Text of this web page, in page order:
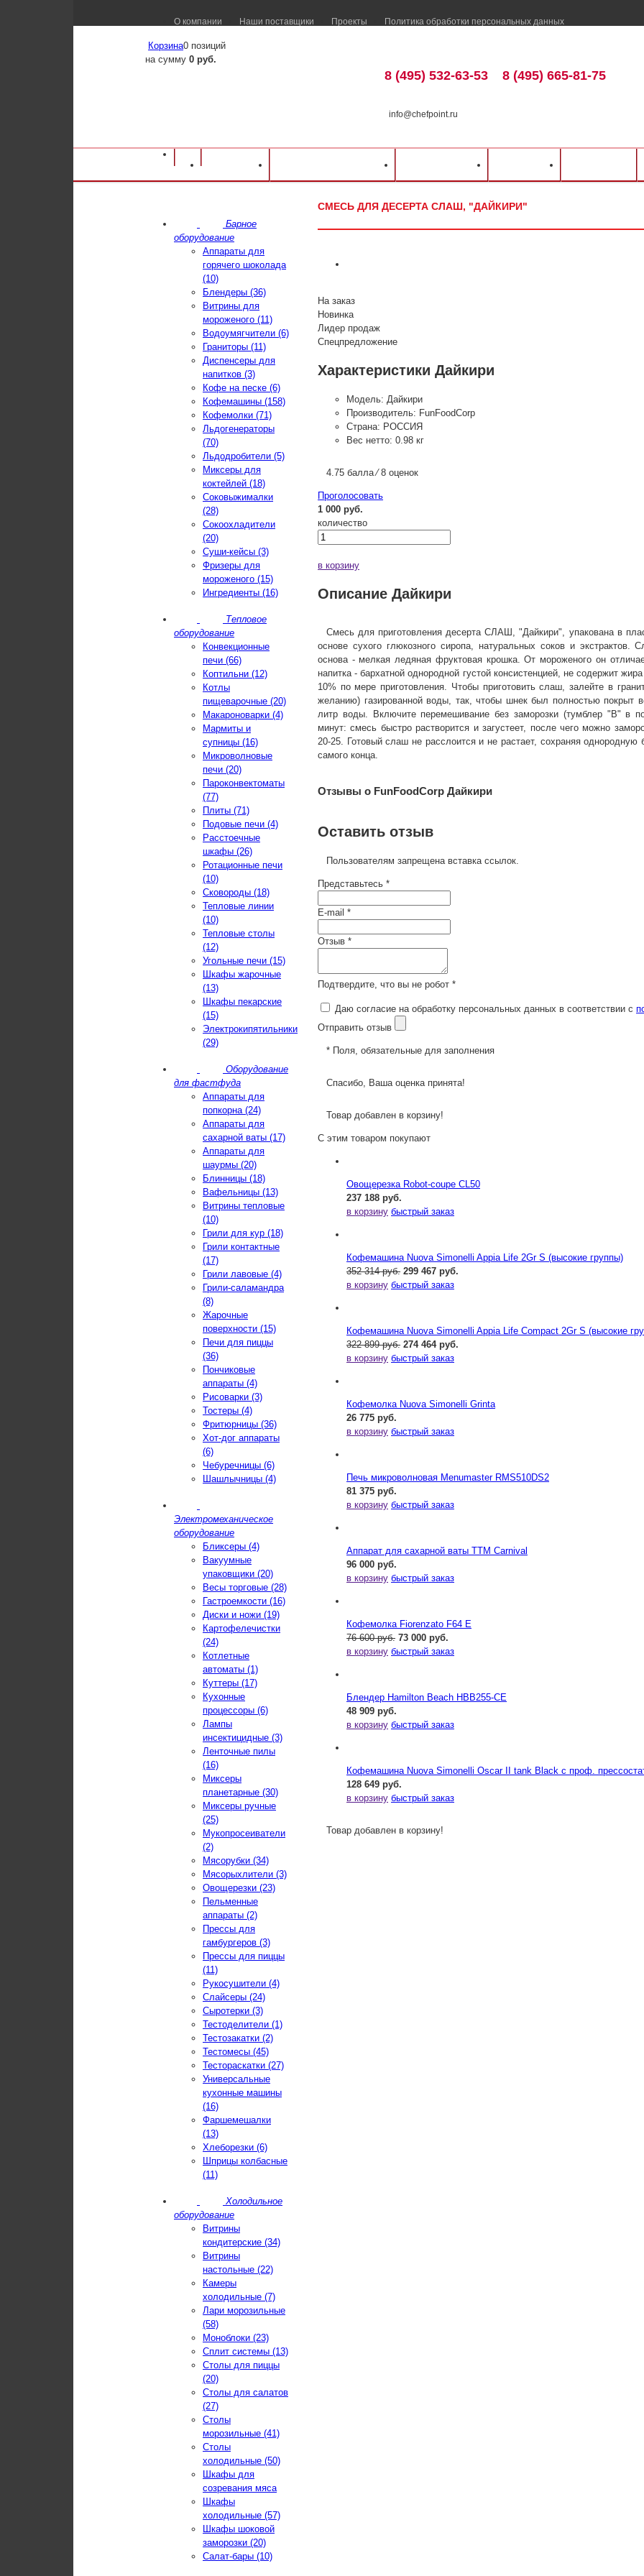
О компании Наши поставщики Проекты Политика обработки персональных данных
Корзина0 позиций
на сумму 0 руб.
8 (495) 532-63-53
info@chefpoint.ru
8 (495) 665-81-75
Оборудование для ресторанов и кафе
СМЕСЬ ДЛЯ ДЕСЕРТА СЛАШ, "ДАЙКИРИ"
На заказ
Новинка
Лидер продаж
Спецпредложение
Характеристики Дайкири
Модель: Дайкири
Производитель: FunFoodCorp
Страна: РОССИЯ
Вес нетто: 0.98 кг
4.75 балла ⁄ 8 оценок
Проголосовать
1 000 руб.
количество
в корзину
Описание Дайкири
Смесь для приготовления десерта СЛАШ, "Дайкири", упакована в
основе сухого глюкозного сиропа, натуральных соков и
основа - мелкая ледяная фруктовая крошка. От мороженого он
напитка - бархатной однородной густой консистенцией, не содержит
10% по мере приготовления. Чтобы приготовить слаш, залейте в
желанию) газированной воды, так, чтобы шнек был полностью покрыт
литр воды. Включите перемешивание без заморозки (тумблер "B" в
минут: смесь быстро растворится и загустеет, после чего можно
20-25. Готовый слаш не расслоится и не растает, сохраняя однородную
самого конца.
Отзывы о FunFoodCorp Дайкири
Оставить отзыв
Пользователям запрещена вставка ссылок.
Представьтесь *
E-mail *
Отзыв *
Подтвердите, что вы не робот *
Даю согласие на обработку персональных данных в соответствии с
Отправить отзыв
* Поля, обязательные для заполнения
Спасибо, Ваша оценка принята!
Товар добавлен в корзину!
С этим товаром покупают
Овощерезка Robot-coupe CL50
237 188 руб.
в корзину быстрый заказ
Кофемашина Nuova Simonelli Appia Life 2Gr S (высокие группы)
352 314 руб. 299 467 руб.
в корзину быстрый заказ
Кофемашина Nuova Simonelli Appia Life Compact 2Gr S (высокие
322 899 руб. 274 464 руб.
в корзину быстрый заказ
Кофемолка Nuova Simonelli Grinta
26 775 руб.
в корзину быстрый заказ
Печь микроволновая Menumaster RMS510DS2
81 375 руб.
в корзину быстрый заказ
Аппарат для сахарной ваты ТТМ Carnival
96 000 руб.
в корзину быстрый заказ
Кофемолка Fiorenzato F64 E
76 600 руб. 73 000 руб.
в корзину быстрый заказ
Блендер Hamilton Beach HBB255-CE
48 909 руб.
в корзину быстрый заказ
Кофемашина Nuova Simonelli Oscar II tank Black с проф.
128 649 руб.
в корзину быстрый заказ
Товар добавлен в корзину!
Барное
оборудование
Аппараты для
горячего шоколада
(10)
Блендеры (36)
Витрины для
мороженого (11)
Водоумягчители (6)
Граниторы (11)
Диспенсеры для
напитков (3)
Кофе на песке (6)
Кофемашины (158)
Кофемолки (71)
Льдогенераторы
(70)
Льдодробители (5)
Миксеры для
коктейлей (18)
Соковыжималки
(28)
Сокоохладители
(20)
Суши-кейсы (3)
Фризеры для
мороженого (15)
Ингредиенты (16)
Тепловое
оборудование
Конвекционные
печи (66)
Коптильни (12)
Котлы
пищеварочные (20)
Макароноварки (4)
Мармиты и
супницы (16)
Микроволновые
печи (20)
Пароконвектоматы
(77)
Плиты (71)
Подовые печи (4)
Расстоечные
шкафы (26)
Ротационные печи
(10)
Сковороды (18)
Тепловые линии
(10)
Тепловые столы
(12)
Угольные печи (15)
Шкафы жарочные
(13)
Шкафы пекарские
(15)
Электрокипятильники
(29)
Оборудование
для фастфуда
Аппараты для
попкорна (24)
Аппараты для
сахарной ваты (17)
Аппараты для
шаурмы (20)
Блинницы (18)
Вафельницы (13)
Витрины тепловые
(10)
Грили для кур (18)
Грили контактные
(17)
Грили лавовые (4)
Грили-саламандра
(8)
Жарочные
поверхности (15)
Печи для пиццы
(36)
Пончиковые
аппараты (4)
Рисоварки (3)
Тостеры (4)
Фритюрницы (36)
Хот-дог аппараты
(6)
Чебуречницы (6)
Шашлычницы (4)
Электромеханическое
оборудование
Бликсеры (4)
Вакуумные
упаковщики (20)
Весы торговые (28)
Гастроемкости (16)
Диски и ножи (19)
Картофелечистки
(24)
Котлетные
автоматы (1)
Куттеры (17)
Кухонные
процессоры (6)
Лампы
инсектицидные (3)
Ленточные пилы
(16)
Миксеры
планетарные (30)
Миксеры ручные
(25)
Мукопросеиватели
(2)
Мясорубки (34)
Мясорыхлители (3)
Овощерезки (23)
Пельменные
аппараты (2)
Прессы для
гамбургеров (3)
Прессы для пиццы
(11)
Рукосушители (4)
Слайсеры (24)
Сыротерки (3)
Тестоделители (1)
Тестозакатки (2)
Тестомесы (45)
Тестораскатки (27)
Универсальные
кухонные машины
(16)
Фаршемешалки
(13)
Хлеборезки (6)
Шприцы колбасные
(11)
Холодильное
оборудование
Витрины
кондитерские (34)
Витрины
настольные (22)
Камеры
холодильные (7)
Лари морозильные
(58)
Моноблоки (23)
Сплит системы (13)
Столы для пиццы
(20)
Столы для салатов
(27)
Столы
морозильные (41)
Столы
холодильные (50)
Шкафы для
созревания мяса
Шкафы
холодильные (57)
Шкафы шоковой
заморозки (20)
Салат-бары (10)